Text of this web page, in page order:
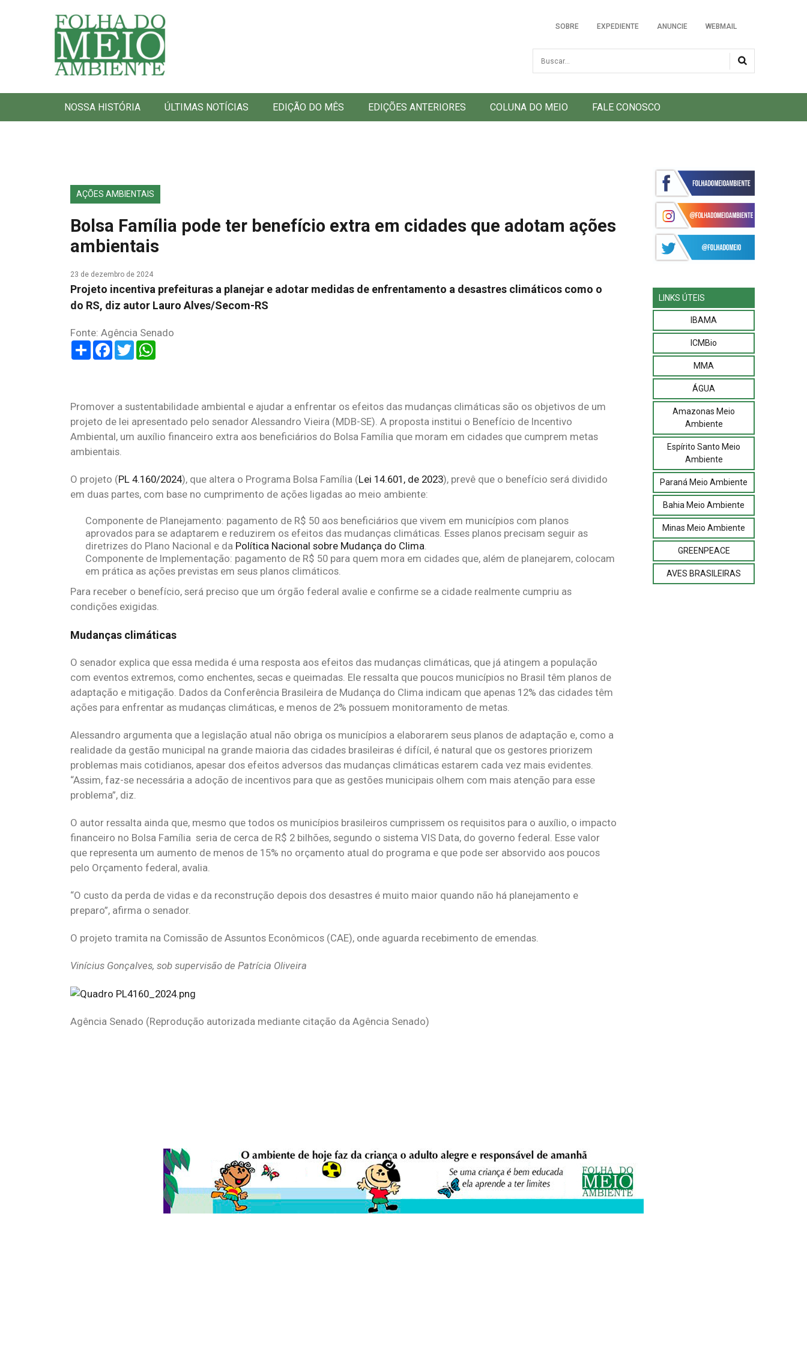
Folha do Meio Ambiente
SOBRE EXPEDIENTE ANUNCIE WEBMAIL
Busca
NOSSA HISTÓRIA ÚLTIMAS NOTÍCIAS EDIÇÃO DO MÊS EDIÇÕES ANTERIORES COLUNA DO MEIO FALE CONOSCO
AÇÕES AMBIENTAIS
Bolsa Família pode ter benefício extra em cidades que adotam ações
ambientais
23 de dezembro de 2024
Projeto incentiva prefeituras a planejar e adotar medidas de enfrentamento a desastres climáticos como o
do RS, diz autor Lauro Alves/Secom-RS
Fonte: Agência Senado
ShareFacebook
Twitter
Promover a sustentabilidade ambiental e ajudar a enfrentar os efeitos das mudanças climáticas são os objetivos de um
projeto de lei apresentado pelo senador Alessandro Vieira (MDB-SE). A proposta institui o Benefício de Incentivo
Ambiental, um auxílio financeiro extra aos beneficiários do Bolsa Família que moram em cidades que cumprem metas
ambientais.
O projeto (PL 4.160/2024), que altera o Programa Bolsa Família (Lei 14.601, de 2023), prevê que o benefício será dividido
em duas partes, com base no cumprimento de ações ligadas ao meio ambiente:
Componente de Planejamento: pagamento de R$ 50 aos beneficiários que vivem em municípios com planos
aprovados para se adaptarem e reduzirem os efeitos das mudanças climáticas. Esses planos precisam seguir as
diretrizes do Plano Nacional e da Política Nacional sobre Mudança do Clima.
Componente de Implementação: pagamento de R$ 50 para quem mora em cidades que, além de planejarem, colocam
em prática as ações previstas em seus planos climáticos.
Para receber o benefício, será preciso que um órgão federal avalie e confirme se a cidade realmente cumpriu as
condições exigidas.
Mudanças climáticas
O senador explica que essa medida é uma resposta aos efeitos das mudanças climáticas, que já atingem a população
com eventos extremos, como enchentes, secas e queimadas. Ele ressalta que poucos municípios no Brasil têm planos de
adaptação e mitigação. Dados da Conferência Brasileira de Mudança do Clima indicam que apenas 12% das cidades têm
ações para enfrentar as mudanças climáticas, e menos de 2% possuem monitoramento de metas.
Alessandro argumenta que a legislação atual não obriga os municípios a elaborarem seus planos de adaptação e, como a
realidade da gestão municipal na grande maioria das cidades brasileiras é difícil, é natural que os gestores priorizem
problemas mais cotidianos, apesar dos efeitos adversos das mudanças climáticas estarem cada vez mais evidentes.
“Assim, faz-se necessária a adoção de incentivos para que as gestões municipais olhem com mais atenção para esse
problema”, diz.
O autor ressalta ainda que, mesmo que todos os municípios brasileiros cumprissem os requisitos para o auxílio, o impacto
financeiro no Bolsa Família seria de cerca de R$ 2 bilhões, segundo o sistema VIS Data, do governo federal. Esse valor
que representa um aumento de menos de 15% no orçamento atual do programa e que pode ser absorvido aos poucos
pelo Orçamento federal, avalia.
“O custo da perda de vidas e da reconstrução depois dos desastres é muito maior quando não há planejamento e
preparo”, afirma o senador.
O projeto tramita na Comissão de Assuntos Econômicos (CAE), onde aguarda recebimento de emendas.
Vinícius Gonçalves, sob supervisão de Patrícia Oliveira
Agência Senado (Reprodução autorizada mediante citação da Agência Senado)
LINKS ÚTEIS
IBAMA
ICMBio
MMA
ÁGUA
Amazonas Meio
Ambiente
Espírito Santo Meio
Ambiente
Paraná Meio Ambiente
Bahia Meio Ambiente
Minas Meio Ambiente
GREENPEACE
AVES BRASILEIRAS